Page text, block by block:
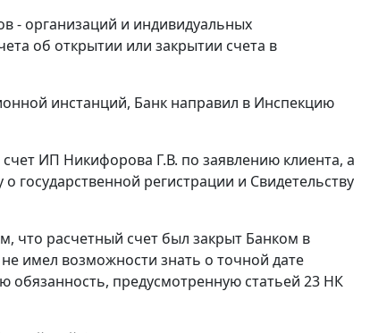
- организаций и индивидуальных
об открытии или закрытии счета в
инстанций, Банк направил в Инспекцию
ИП Никифорова Г.В. по заявлению клиента, а
регистрации и Свидетельству
что расчетный счет был закрыт Банком в
имел возможности знать о точной дате
обязанность, предусмотренную статьей 23 НК